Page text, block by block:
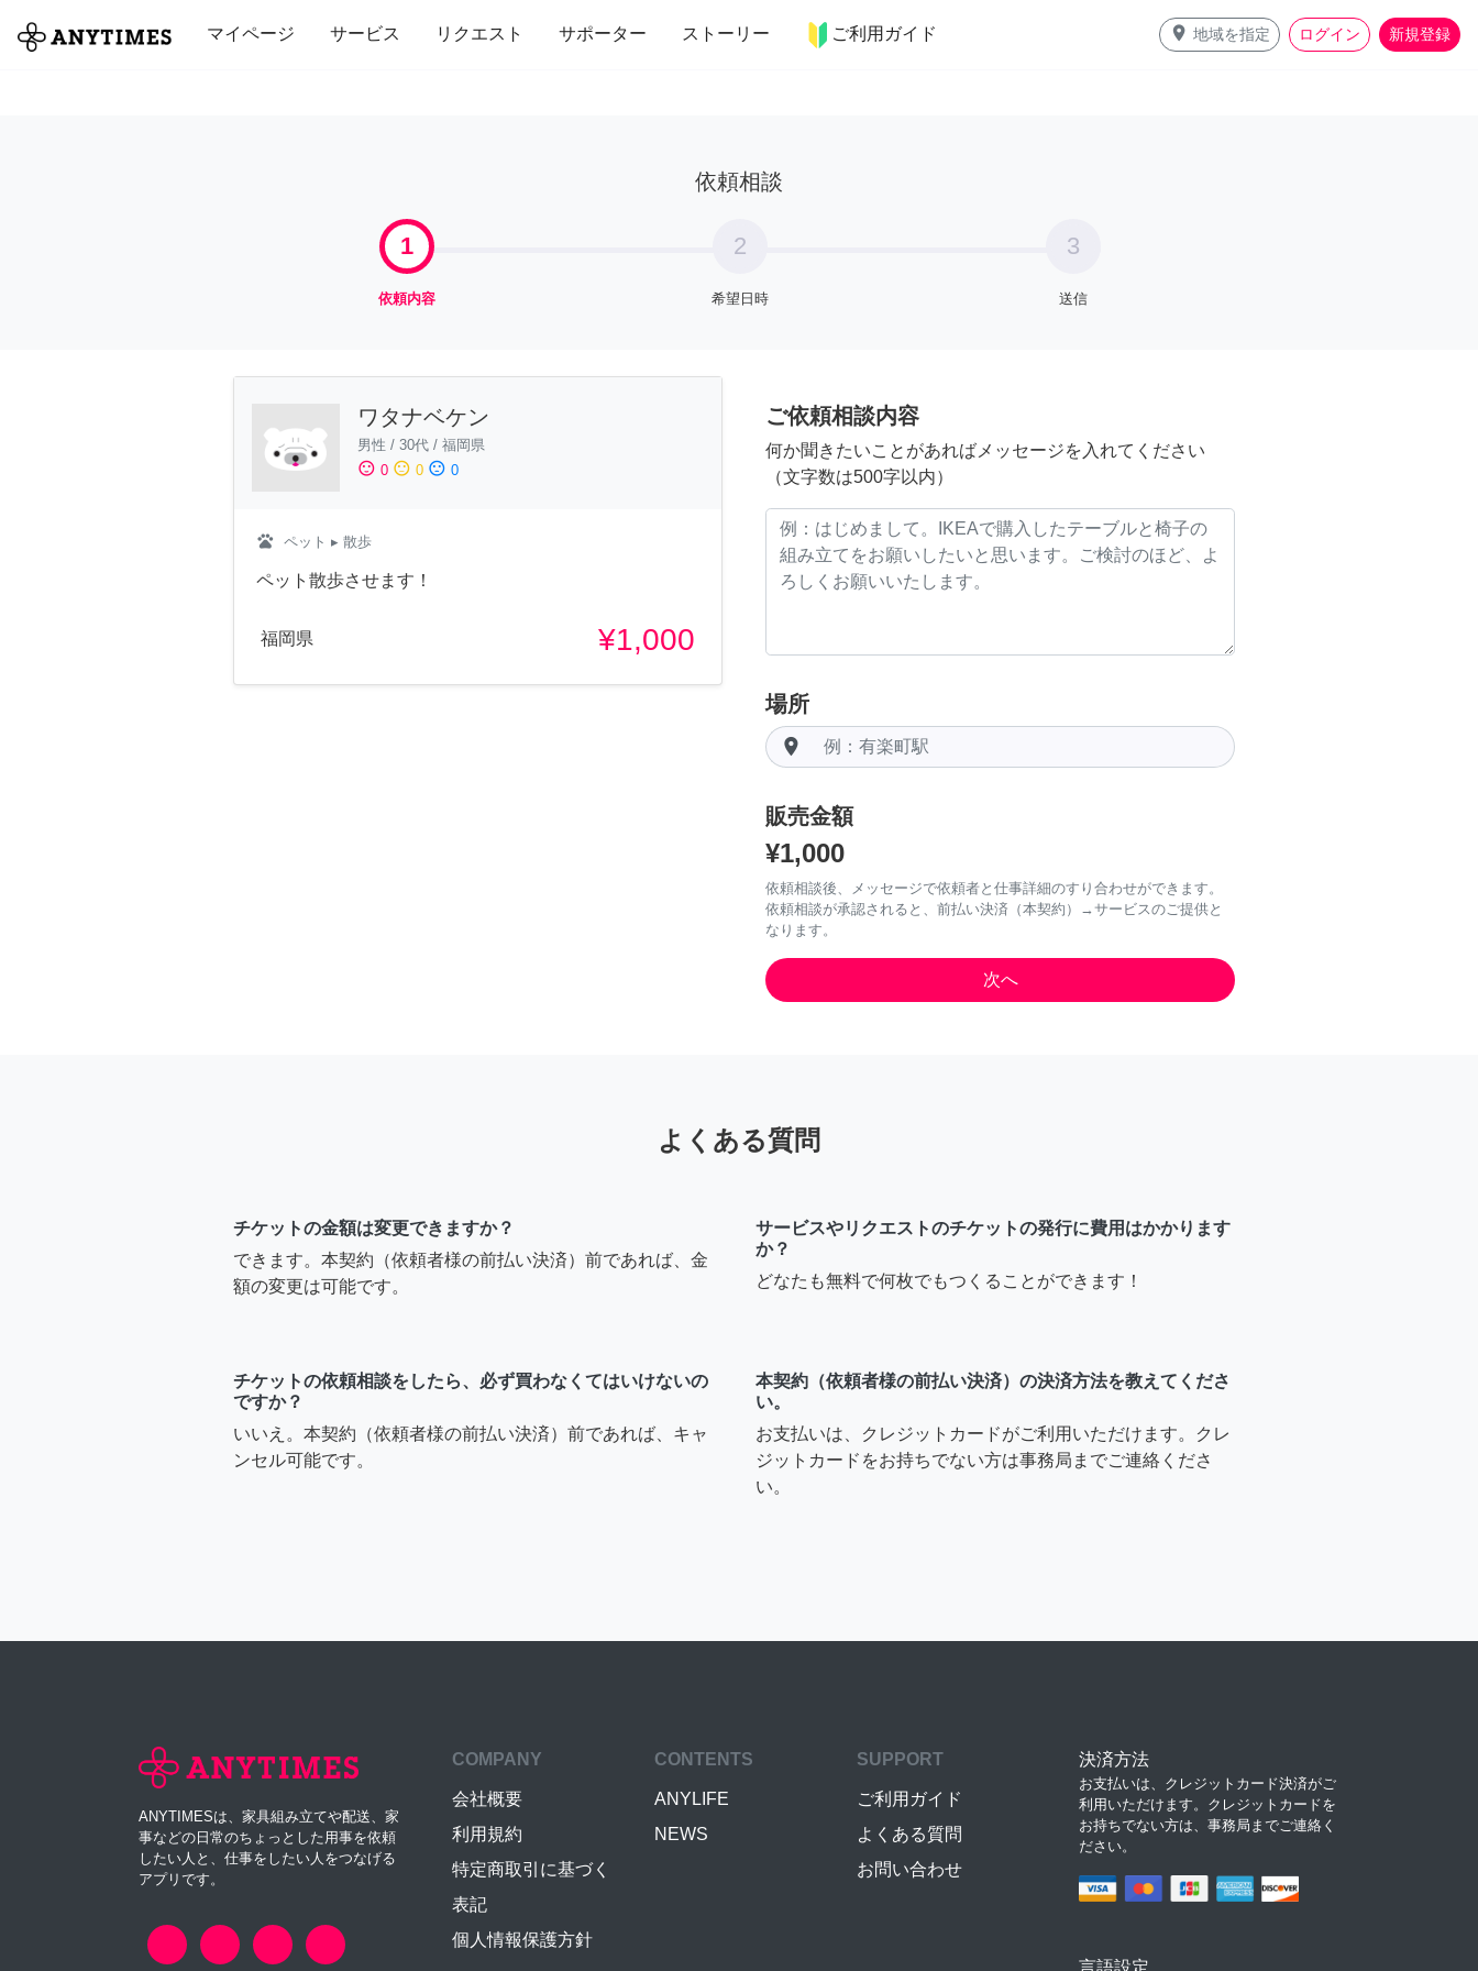
マイページ サービス リクエスト サポーター ストーリー ご利用ガイド place 地域を指定 ログイン 新規登録
全て 修理・組立 家事 引っ越し インテリア 趣味・習い事 ペット 料理
依頼相談
1
依頼内容
2
希望日時
3
送信
ワタナベケン
男性 / 30代 / 福岡県
sentiment_satisfied 0 sentiment_neutral 0 sentiment_dissatisfied 0
pets ペット ▸ 散歩
ペット散歩させます！
福岡県 ¥1,000
ご依頼相談内容
何か聞きたいことがあればメッセージを入れてください
（文字数は500字以内）
場所
room
販売金額
¥1,000
依頼相談後、メッセージで依頼者と仕事詳細のすり合わせができます。
依頼相談が承認されると、前払い決済（本契約）→サービスのご提供と
なります。
よくある質問
チケットの金額は変更できますか？
できます。本契約（依頼者様の前払い決済）前であれば、金
額の変更は可能です。
サービスやリクエストのチケットの発行に費用はかかります
か？
どなたも無料で何枚でもつくることができます！
チケットの依頼相談をしたら、必ず買わなくてはいけないの
ですか？
いいえ。本契約（依頼者様の前払い決済）前であれば、キャ
ンセル可能です。
本契約（依頼者様の前払い決済）の決済方法を教えてくださ
い。
お支払いは、クレジットカードがご利用いただけます。クレ
ジットカードをお持ちでない方は事務局までご連絡くださ
い。
ANYTIMESは、家具組み立てや配送、家
事などの日常のちょっとした用事を依頼
したい人と、仕事をしたい人をつなげる
アプリです。
COMPANY
会社概要
利用規約
特定商取引に基づく
表記
個人情報保護方針
CONTENTS
ANYLIFE
NEWS
SUPPORT
ご利用ガイド
よくある質問
お問い合わせ
決済方法
お支払いは、クレジットカード決済がご
利用いただけます。クレジットカードを
お持ちでない方は、事務局までご連絡く
ださい。
言語設定